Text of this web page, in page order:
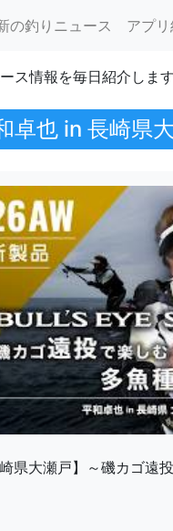
の釣りニュース アプ
ス情報を毎日紹介します
卓也 in 長崎県
県大瀬戸】～磯カゴ